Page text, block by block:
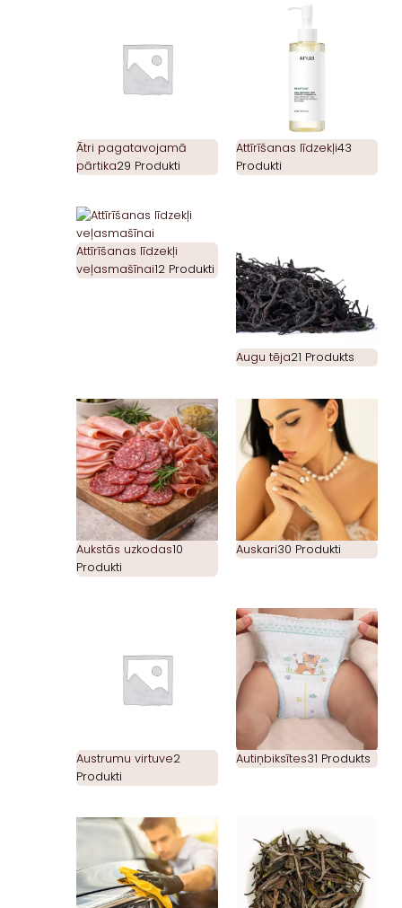
Ātri pagatavojamā
pārtika29 Produkti
Attīrīšanas līdzekļi43
Produkti
Attīrīšanas līdzekļi
veļasmašīnai12 Produkti
Augu tēja21 Produkts
Aukstās uzkodas10
Produkti
Auskari30 Produkti
Austrumu virtuve2
Produkti
Autiņbiksītes31 Produkts